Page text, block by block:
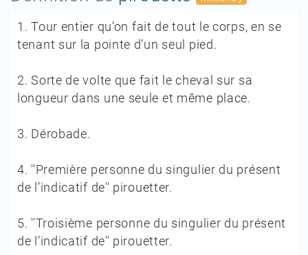
1.Tour entier qu’on fait de tout le corps, en se
tenant sur la pointe d’un seul pied.
2.Sorte de volte que fait le cheval sur sa
longueur dans une seule et même place.
3. Dérobade.
4. ''Première personne du singulier du présent
de l’indicatif de'' pirouetter.
5. ''Troisième personne du singulier du présent
de l’indicatif de'' pirouetter.